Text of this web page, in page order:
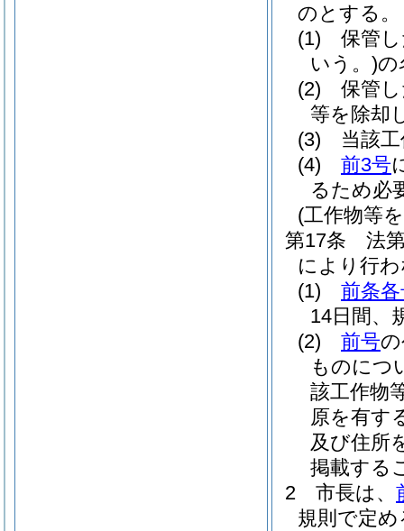
のとする。
(1)
保管
いう。)の
(2)
保管
等を除却
(3)
当該
(4)
前3号
るため必
(工作物等
第17条
法
により行
(1)
前条
14日間、
(2)
前号
ものにつ
該工作物
原を有す
及び住所
掲載する
2
市長は、
規則で定